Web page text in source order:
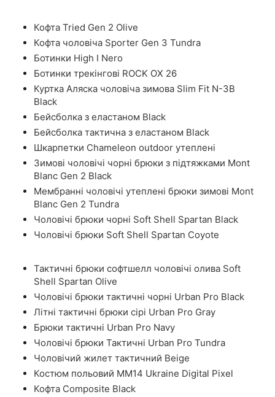
Кофта Tried Gen 2 Olive
Кофта чоловіча Sporter Gen 3 Tundra
Ботинки High I Nero
Ботинки трекінгові ROCK OX 26
Куртка Аляска чоловіча зимова Slim Fit N-3B
Black
Бейсболка з еластаном Black
Бейсболка тактична з еластаном Black
Шкарпетки Chameleon outdoor утеплені
Зимові чоловічі чорні брюки з підтяжками Mont
Blanc Gen 2 Black
Мембранні чоловічі утеплені брюки зимові Mont
Blanc Gen 2 Tundra
Чоловічі брюки чорні Soft Shell Spartan Black
Чоловічі брюки Soft Shell Spartan Coyote
Тактичні брюки софтшелл чоловічі олива Soft
Shell Spartan Olive
Чоловічі брюки тактичні чорні Urban Pro Black
Літні тактичні брюки сірі Urban Pro Gray
Брюки тактичні Urban Pro Navy
Чоловічі брюки Тактичні Urban Pro Tundra
Чоловічий жилет тактичний Beige
Костюм польовий ММ14 Ukraine Digital Pixel
Кофта Composite Black